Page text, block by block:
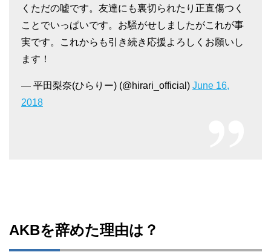
くただの嘘です。友達にも裏切られたり正直傷つく
ことでいっぱいです。お騒がせしましたがこれが事
実です。これからも引き続き応援よろしくお願いし
ます！
— 平田梨奈(ひらりー) (@hirari_official) June 16,
2018
AKBを辞めた理由は？